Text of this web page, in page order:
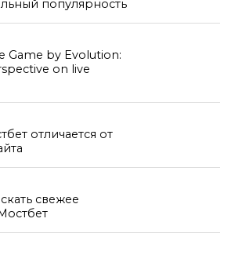
популярность
Game by Evolution:
on live
отличается от
свежее